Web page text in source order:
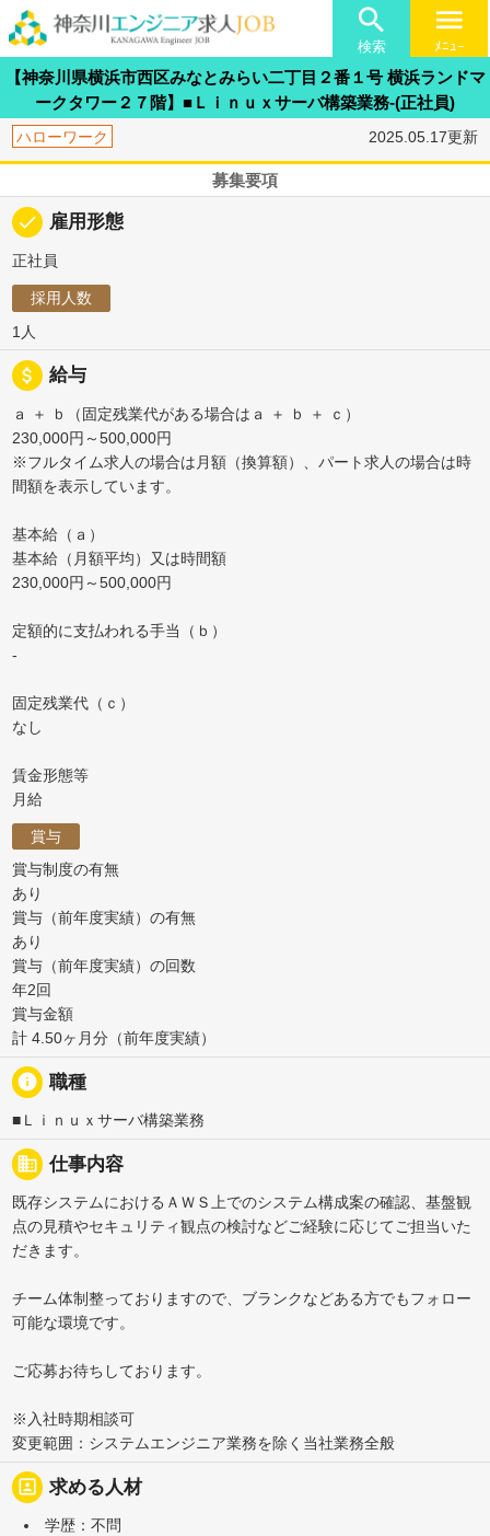

検索
menu
ﾒﾆｭｰ
【神奈川県横浜市西区みなとみらい二丁目２番１号 横浜ランドマ
ークタワー２７階】■Ｌｉｎｕｘサーバ構築業務-(正社員)
ハローワーク 2025.05.17更新
募集要項
done 雇用形態
正社員
採用人数
1人
attach_money 給与
ａ ＋ ｂ（固定残業代がある場合はａ ＋ ｂ ＋ ｃ）
230,000円～500,000円
※フルタイム求人の場合は月額（換算額）、パート求人の場合は時
間額を表示しています。
基本給（ａ）
基本給（月額平均）又は時間額
230,000円～500,000円
定額的に支払われる手当（ｂ）
-
固定残業代（ｃ）
なし
賃金形態等
月給
賞与
賞与制度の有無
あり
賞与（前年度実績）の有無
あり
賞与（前年度実績）の回数
年2回
賞与金額
計 4.50ヶ月分（前年度実績）
info 職種
■Ｌｉｎｕｘサーバ構築業務
business 仕事内容
既存システムにおけるＡＷＳ上でのシステム構成案の確認、基盤観
点の見積やセキュリティ観点の検討などご経験に応じてご担当いた
だきます。
チーム体制整っておりますので、ブランクなどある方でもフォロー
可能な環境です。
ご応募お待ちしております。
※入社時期相談可
変更範囲：システムエンジニア業務を除く当社業務全般
portrait 求める人材
学歴：不問